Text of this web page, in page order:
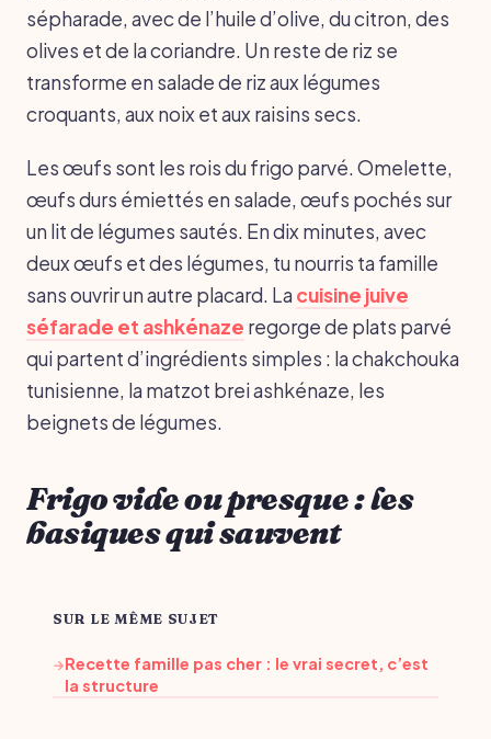
sépharade, avec de l’huile d’olive, du citron, des
olives et de la coriandre. Un reste de riz se
transforme en salade de riz aux légumes
croquants, aux noix et aux raisins secs.
Les œufs sont les rois du frigo parvé. Omelette,
œufs durs émiettés en salade, œufs pochés sur
un lit de légumes sautés. En dix minutes, avec
deux œufs et des légumes, tu nourris ta famille
sans ouvrir un autre placard. La cuisine juive
séfarade et ashkénaze regorge de plats parvé
qui partent d’ingrédients simples : la chakchouka
tunisienne, la matzot brei ashkénaze, les
beignets de légumes.
Frigo vide ou presque : les
basiques qui sauvent
SUR LE MÊME SUJET
→Recette famille pas cher : le vrai secret, c’est
la structure